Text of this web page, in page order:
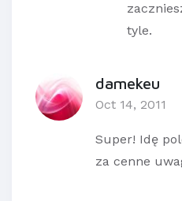
tyle.
damekeu
Oct 14, 2011
Super! Idę
za cenne